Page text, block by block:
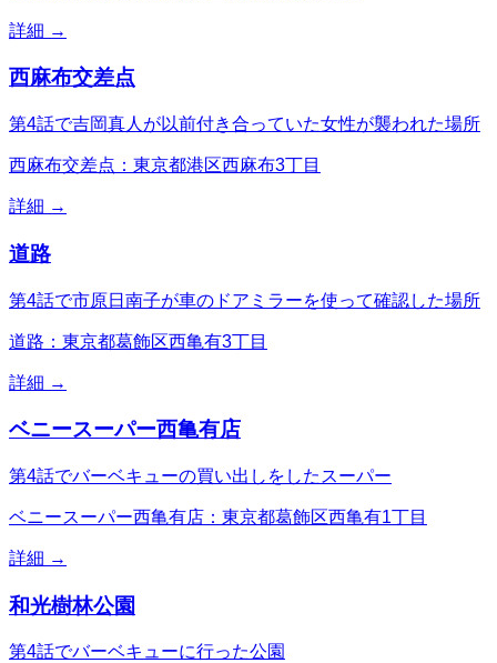
詳細 →
西麻布交差点
第4話で吉岡真人が以前付き合っていた女性が襲われた場所
西麻布交差点：東京都港区西麻布3丁目
詳細 →
道路
第4話で市原日南子が車のドアミラーを使って確認した場所
道路：東京都葛飾区西亀有3丁目
詳細 →
ベニースーパー西亀有店
第4話でバーベキューの買い出しをしたスーパー
ベニースーパー西亀有店：東京都葛飾区西亀有1丁目
詳細 →
和光樹林公園
第4話でバーベキューに行った公園